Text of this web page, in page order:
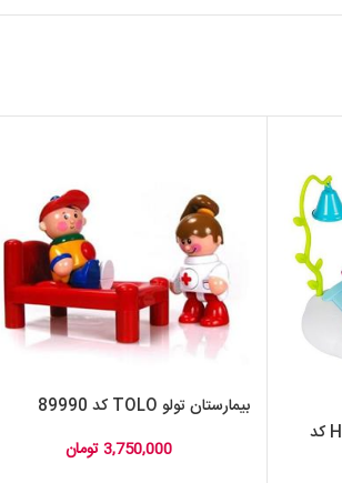
بلز آموزشی هولی تویز Huile toys کد
بیمارستان تولو TOLO کد 89990
3,750,000 تومان